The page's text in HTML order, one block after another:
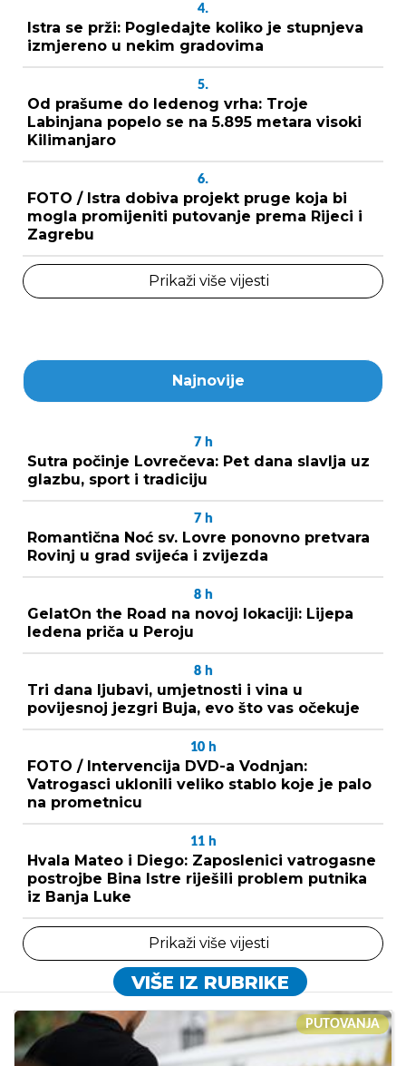
4.
Istra se prži: Pogledajte koliko je stupnjeva
izmjereno u nekim gradovima
5.
Od prašume do ledenog vrha: Troje
Labinjana popelo se na 5.895 metara visoki
Kilimanjaro
6.
FOTO / Istra dobiva projekt pruge koja bi
mogla promijeniti putovanje prema Rijeci i
Zagrebu
Prikaži više vijesti
Najnovije
7 h
Sutra počinje Lovrečeva: Pet dana slavlja uz
glazbu, sport i tradiciju
7 h
Romantična Noć sv. Lovre ponovno pretvara
Rovinj u grad svijeća i zvijezda
8 h
GelatOn the Road na novoj lokaciji: Lijepa
ledena priča u Peroju
8 h
Tri dana ljubavi, umjetnosti i vina u
povijesnoj jezgri Buja, evo što vas očekuje
10 h
FOTO / Intervencija DVD-a Vodnjan:
Vatrogasci uklonili veliko stablo koje je palo
na prometnicu
11 h
Hvala Mateo i Diego: Zaposlenici vatrogasne
postrojbe Bina Istre riješili problem putnika
iz Banja Luke
Prikaži više vijesti
VIŠE IZ RUBRIKE
PUTOVANJA